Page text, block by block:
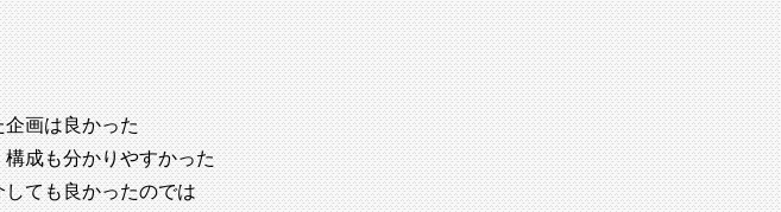
画は良かった
成も分かりやすかった
ても良かったのでは